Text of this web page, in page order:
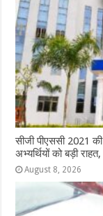
सीजी पीएससी 2021
अभ्यर्थियों को बड़ी
August 8, 2026